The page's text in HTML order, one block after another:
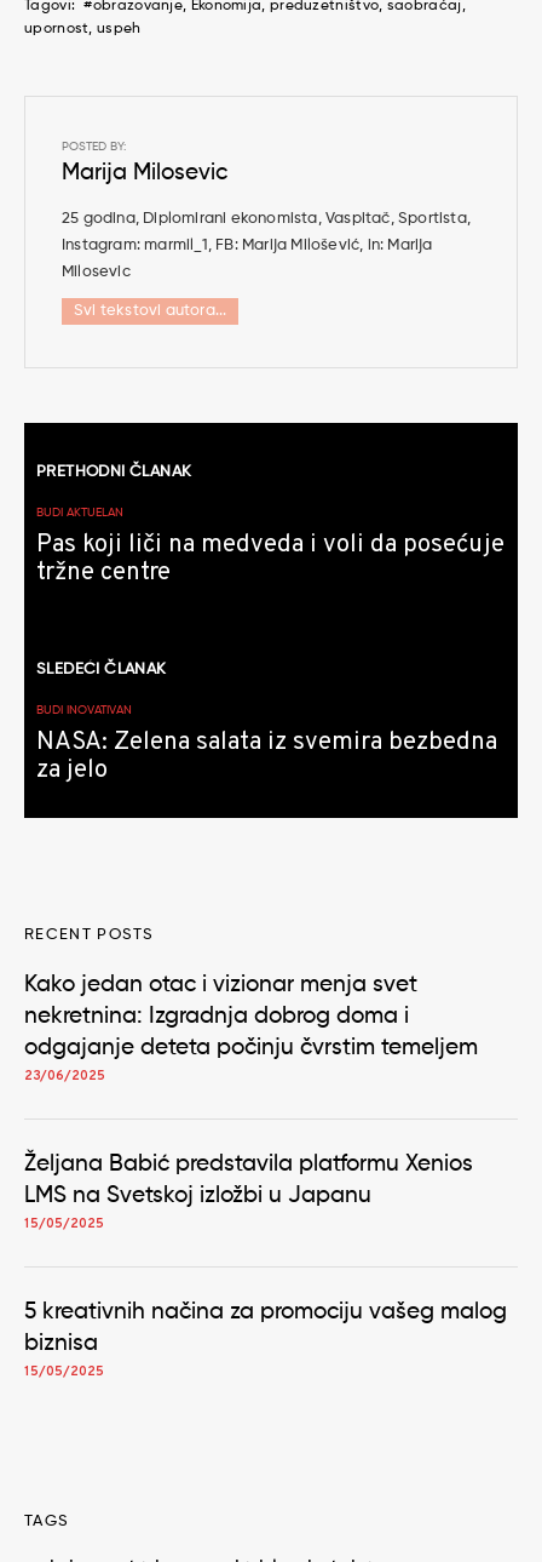
Tagovi: #obrazovanje Ekonomija preduzetništvo saobraćaj
upornost
uspeh
POSTED BY:
Marija Milosevic
25 godina, Diplomirani ekonomista, Vaspitač, Sportista,
Instagram: marmil_1, FB: Marija Milošević, in: Marija
Milosevic
Svi tekstovi autora...
članaka
PRETHODNI ČLANAK
BUDI AKTUELAN
Pas koji liči na medveda i voli da posećuje
tržne centre
SLEDEĆI ČLANAK
BUDI INOVATIVAN
NASA: Zelena salata iz svemira bezbedna
za jelo
RECENT POSTS
Kako jedan otac i vizionar menja svet
nekretnina: Izgradnja dobrog doma i
odgajanje deteta počinju čvrstim temeljem
23/06/2025
Željana Babić predstavila platformu Xenios
LMS na Svetskoj izložbi u Japanu
15/05/2025
5 kreativnih načina za promociju vašeg malog
biznisa
15/05/2025
TAGS